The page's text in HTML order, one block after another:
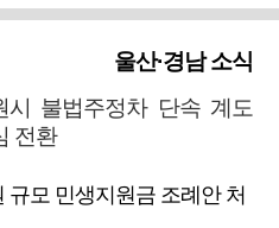
울산·경남 소식
시 불법주정차 단속 계도
전환
규모 민생지원금 조례안 처